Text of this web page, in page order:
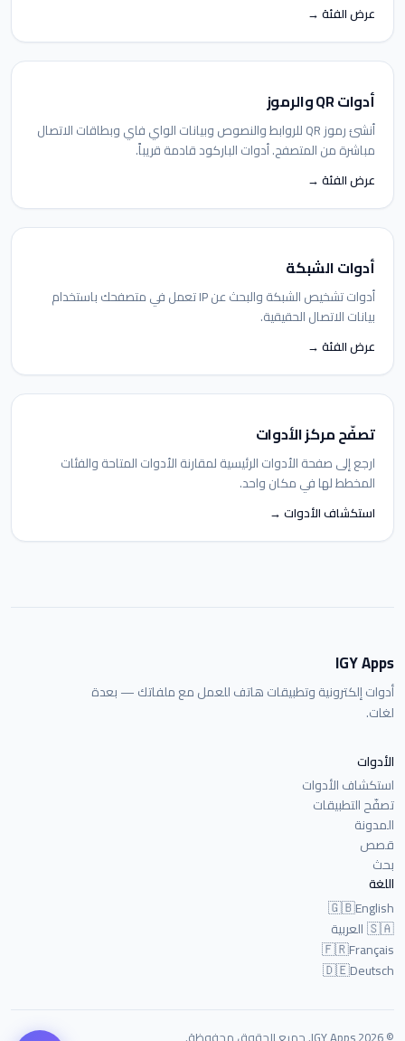
عرض الفئة →
أدوات QR والرموز
أنشئ رموز QR للروابط والنصوص وبيانات الواي فاي وبطاقات الاتصال
مباشرة من المتصفح. أدوات الباركود قادمة قريباً.
عرض الفئة →
أدوات الشبكة
أدوات تشخيص الشبكة والبحث عن IP تعمل في متصفحك باستخدام
بيانات الاتصال الحقيقية.
عرض الفئة →
تصفّح مركز الأدوات
ارجع إلى صفحة الأدوات الرئيسية لمقارنة الأدوات المتاحة والفئات
المخطط لها في مكان واحد.
استكشاف الأدوات →
IGY Apps
أدوات إلكترونية وتطبيقات هاتف للعمل مع ملفاتك — بعدة
لغات.
الأدوات
استكشاف الأدوات
تصفّح التطبيقات
المدونة
قصص
بحث
اللغة
🇬🇧English
🇸🇦العربية
🇫🇷Français
🇩🇪Deutsch